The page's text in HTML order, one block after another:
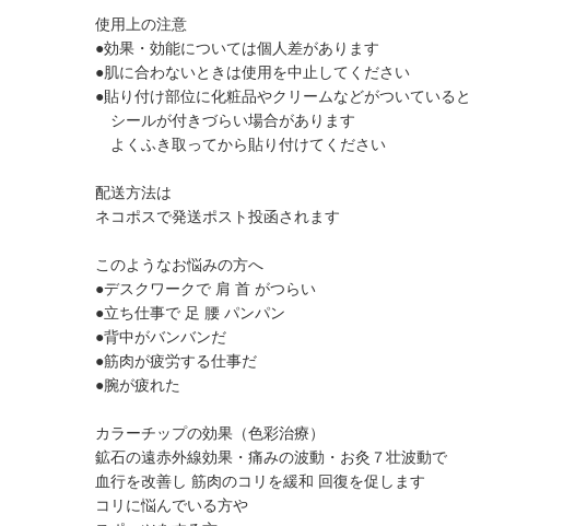
使用上の注意
●効果・効能については個人差があります
●肌に合わないときは使用を中止してください
●貼り付け部位に化粧品やクリームなどがついていると
シールが付きづらい場合があります
よくふき取ってから貼り付けてください
配送方法は
ネコポスで発送ポスト投函されます
このようなお悩みの方へ
●デスクワークで 肩 首 がつらい
●立ち仕事で 足 腰 パンパン
●背中がバンバンだ
●筋肉が疲労する仕事だ
●腕が疲れた
カラーチップの効果（色彩治療）
鉱石の遠赤外線効果・痛みの波動・お灸７壮波動で
血行を改善し 筋肉のコリを緩和 回復を促します
コリに悩んでいる方や